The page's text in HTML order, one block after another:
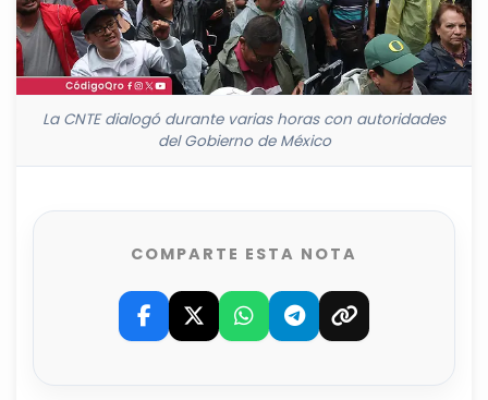
La CNTE dialogó durante varias horas con autoridades
del Gobierno de México
COMPARTE ESTA NOTA